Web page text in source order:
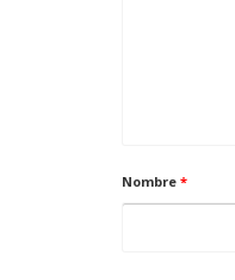
Nombre *